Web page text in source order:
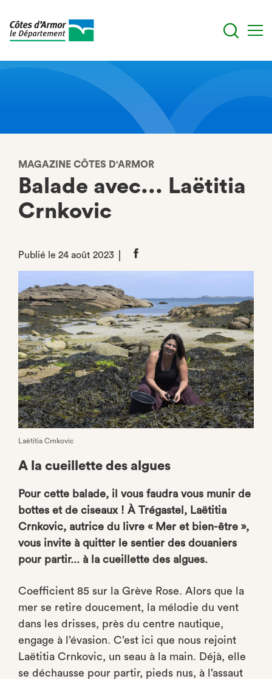
MAGAZINE CÔTES D'ARMOR
Balade avec... Laëtitia
Crnkovic
Publié le 24 août 2023
Partager
Laëtitia Crnkovic
A la cueillette des algues
Pour cette balade, il vous faudra vous munir de
bottes et de ciseaux ! À Trégastel, Laëtitia
Crnkovic, autrice du livre « Mer et bien-être »,
vous invite à quitter le sentier des douaniers
pour partir... à la cueillette des algues.
Coefficient 85 sur la Grève Rose. Alors que la
mer se retire doucement, la mélodie du vent
dans les drisses, près du centre nautique,
engage à l’évasion. C’est ici que nous rejoint
Laëtitia Crnkovic, un seau à la main. Déjà, elle
se déchausse pour partir, pieds nus, à l’assaut